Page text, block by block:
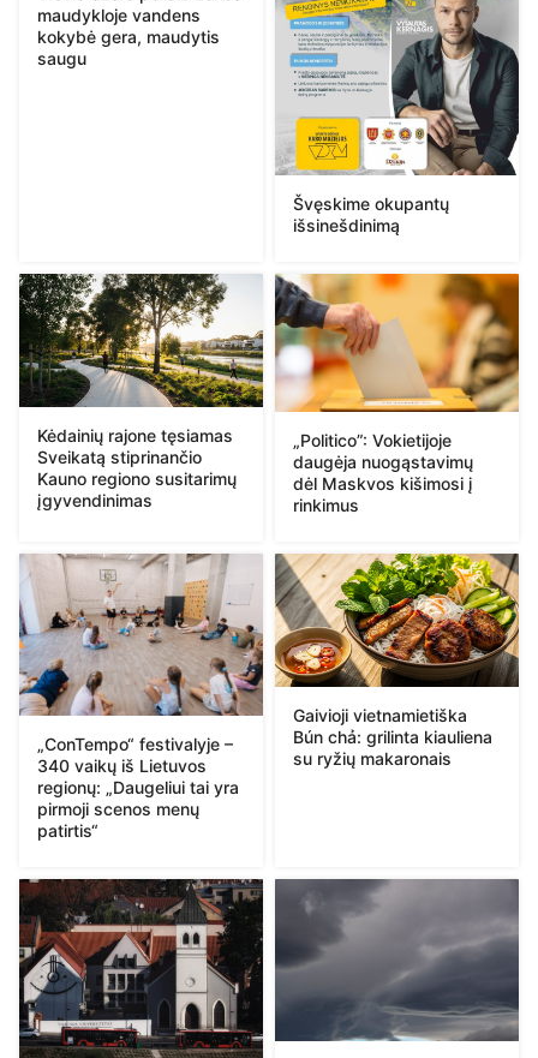
maudykloje vandens
kokybė gera, maudytis
saugu
Švęskime okupantų
išsinešdinimą
Kėdainių rajone tęsiamas
Sveikatą stiprinančio
Kauno regiono susitarimų
įgyvendinimas
„Politico”: Vokietijoje
daugėja nuogąstavimų
dėl Maskvos kišimosi į
rinkimus
„ConTempo“ festivalyje –
340 vaikų iš Lietuvos
regionų: „Daugeliui tai yra
pirmoji scenos menų
patirtis“
Gaivioji vietnamietiška
Bún chả: grilinta kiauliena
su ryžių makaronais